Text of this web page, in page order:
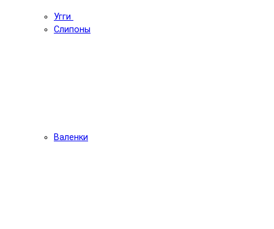
Угги
Слипоны
Валенки